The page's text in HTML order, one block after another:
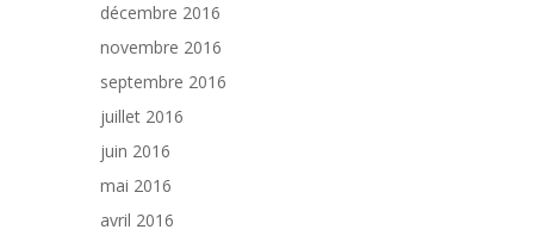
décembre 2016
novembre 2016
septembre 2016
juillet 2016
juin 2016
mai 2016
avril 2016